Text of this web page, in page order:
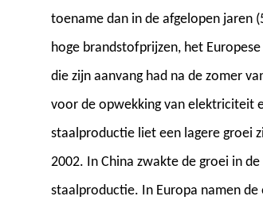
toename dan in de afgelopen jaren
hoge brandstofprijzen, het
die zijn aanvang had na de zomer
voor de opwekking van elektriciteit
staalproductie liet een lagere groei
2002. In China zwakte de groei in
staalproductie. In Europa namen de